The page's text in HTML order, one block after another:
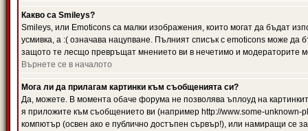
Какво са Smileys?
Smileys, или Emoticons са малки изображения, които могат да бъдат
усмивка, а :( означава нацупване. Пълният списък с emoticons може да
защото те лесщо превръщат мнението ви в нечетимо и модераторите
Върнете се в началото
Мога ли да прилагам картинки към съобщенията си?
Да, можете. В момента обаче форума не позволява ъплоуд на
я приложите към съобщението ви (например http://www.some-
компютър (освен ако е публично достъпен сървър!), или намиращи се